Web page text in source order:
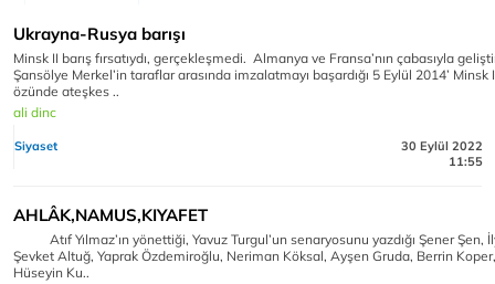
Ukrayna-Rusya barışı
Minsk II barış fırsatıydı, gerçekleşmedi. Almanya ve Fransa’nın çabasıyla
Şansölye Merkel’in taraflar arasında imzalatmayı başardığı 5 Eylül 2014’ Minsk
özünde ateşkes ..
ali dinc
Siyaset
30 Eylül 2022
11:55
AHLÂK,NAMUS,KIYAFET
Atıf Yılmaz’ın yönettiği, Yavuz Turgul’un senaryosunu yazdığı Şener Şen,
Şevket Altuğ, Yaprak Özdemiroğlu, Neriman Köksal, Ayşen Gruda, Berrin
Hüseyin Ku..